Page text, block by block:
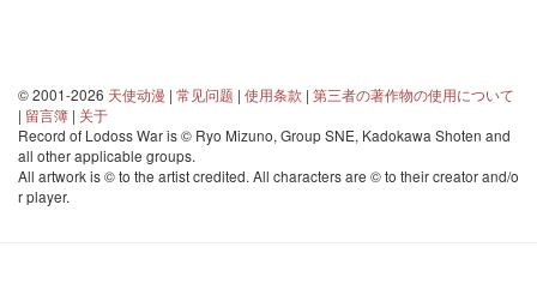
© 2001-2026 天使动漫 | 常见问题 | 使用条款 | 第三者の著作物の使用について
| 留言簿 | 关于
Record of Lodoss War is © Ryo Mizuno, Group SNE, Kadokawa Shoten and
all other applicable groups.
All artwork is © to the artist credited. All characters are © to their creator and/o
r player.